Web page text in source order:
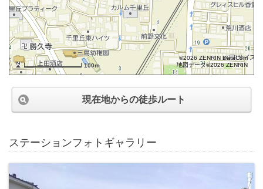
100m
©2026 ZENRIN DataCom
地図データ©2026 ZENRIN
現在地からの徒歩ルート
ステーションフォトギャラリー